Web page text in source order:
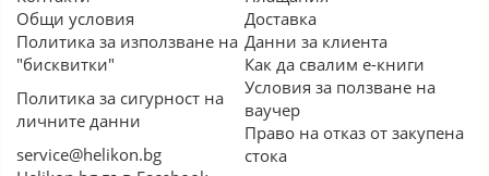
Общи условия
Политика за използване на
"бисквитки"
Политика за сигурност на
личните данни
service@helikon.bg
Доставка
Данни за клиента
Как да свалим е-книги
Условия за ползване на
ваучер
Право на отказ от закупена
стока